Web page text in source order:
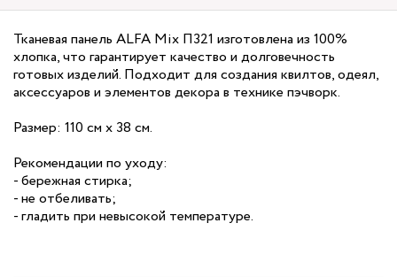
Тканевая панель ALFA Mix П321 изготовлена из 100%
хлопка, что гарантирует качество и долговечность
готовых изделий. Подходит для создания квилтов, одеял,
аксессуаров и элементов декора в технике пэчворк.
Размер: 110 см х 38 см.
Рекомендации по уходу:
- бережная стирка;
- не отбеливать;
- гладить при невысокой температуре.